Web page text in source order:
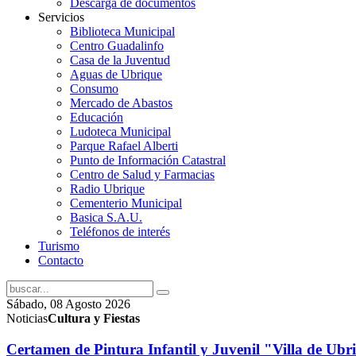
Servicios
Biblioteca Municipal
Centro Guadalinfo
Casa de la Juventud
Aguas de Ubrique
Consumo
Mercado de Abastos
Educación
Ludoteca Municipal
Parque Rafael Alberti
Punto de Información Catastral
Centro de Salud y Farmacias
Radio Ubrique
Cementerio Municipal
Basica S.A.U.
Teléfonos de interés
Turismo
Contacto
Sábado, 08 Agosto 2026
NoticiasCultura y Fiestas
Certamen de Pintura Infantil y Juvenil "Villa de